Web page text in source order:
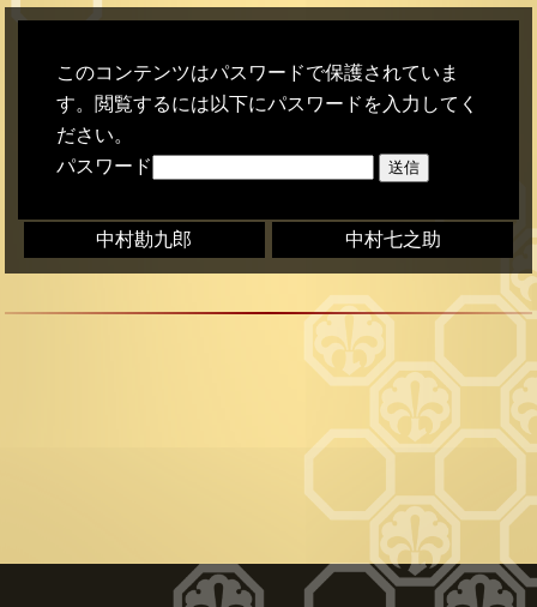
このコンテンツはパスワードで保護されていま
す。閲覧するには以下にパスワードを入力してく
ださい。
パスワード
中村七之助
中村勘九郎